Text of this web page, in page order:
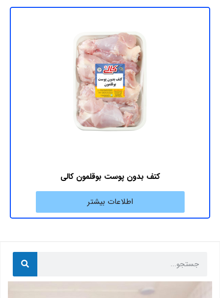
کتف بدون پوست بوقلمون کالی
اطلاعات بیشتر